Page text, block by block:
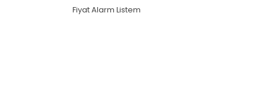
Fiyat Alarm Listem